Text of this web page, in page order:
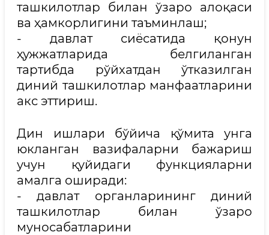
ташкилотлар билан ўзаро алоқаси
ва ҳамкорлигини таъминлаш;
- давлат сиёсатида қонун
ҳужжатларида белгиланган
тартибда рўйхатдан ўтказилган
диний ташкилотлар манфаатларини
акс эттириш.
Дин ишлари бўйича қўмита унга
юкланган вазифаларни бажариш
учун қуйидаги функцияларни
амалга оширади:
- давлат органларининг диний
ташкилотлар билан ўзаро
муносабатларини